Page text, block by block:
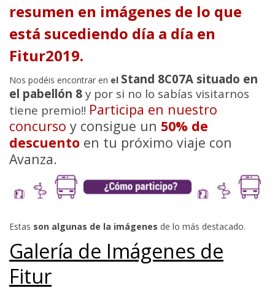
resumen en imágenes de lo que
está sucediendo día a día en
Fitur2019.
Nos podéis encontrar en el Stand 8C07A situado en
el pabellón 8 y por si no lo sabías visitarnos
tiene premio!! Participa en nuestro
concurso y consigue un 50% de
descuento en tu próximo viaje con
Avanza.
Estas son algunas de la imágenes de lo más destacado.
Galería de Imágenes de
Fitur